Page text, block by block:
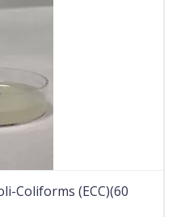
Coliforms (ECC)(60